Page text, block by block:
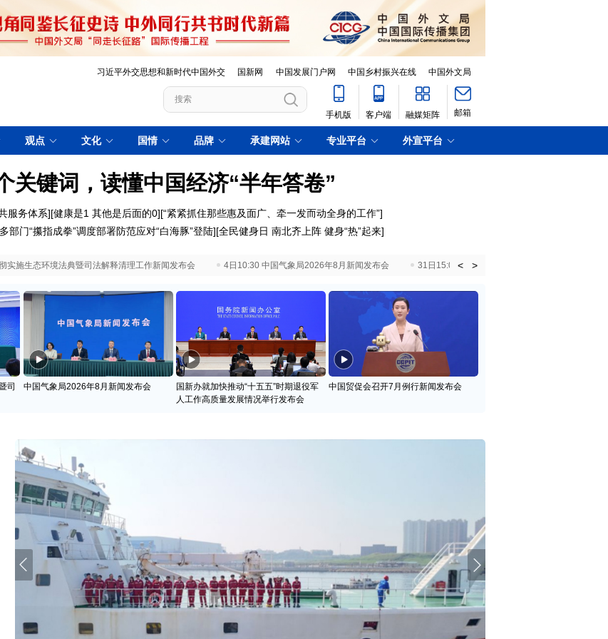
习近平外交思想和新时代中国外交 国新网 中国发展门户网 中国乡村振兴在线 中国外文局
手机版 客户端 融媒矩阵 邮箱
观点 文化 国情 品牌 承建网站 专业平台 外宣平台
关键词，读懂中国经济“半年答卷”
服务体系][健康是1 其他是后面的0][“紧紧抓住那些惠及面广、牵一发而动全身的工作”]
部门“攥指成拳”调度部署防范应对“白海豚”登陆][全民健身日 南北齐上阵 健身“热”起来]
实施生态环境法典暨司法解释清理工作新闻发布会 4日10:30 中国气象局2026年8月新闻发布会 31日15:00 国新办就加快推动“十五五”时期退役
< >
司
中国气象局2026年8月新闻发布会
国新办就加快推动“十五五”时期退役军
人工作高质量发展情况举行发布会
中国贸促会召开7月例行新闻发布会